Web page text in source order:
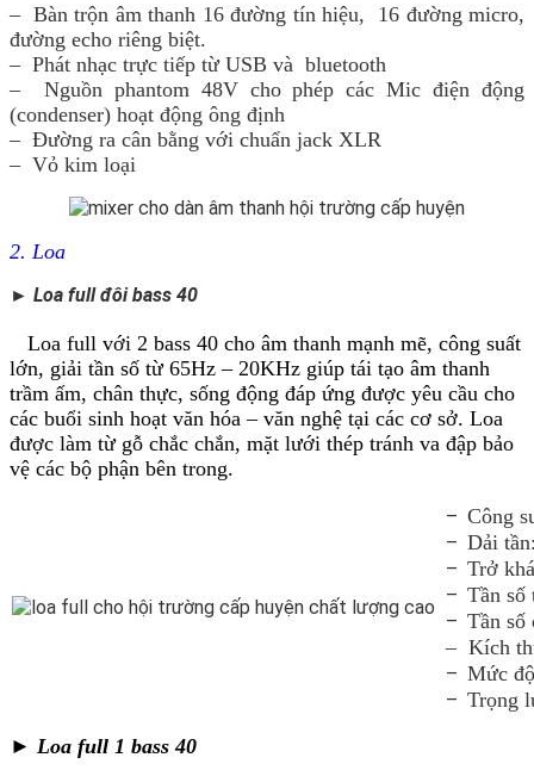
– Bàn trộn âm thanh 16 đường tín hiệu, 16 đường micro,
đường echo riêng biệt.
– Phát nhạc trực tiếp từ USB và bluetooth
– Nguồn phantom 48V cho phép các Mic điện động
(condenser) hoạt động ông định
– Đường ra cân bằng với chuẩn jack XLR
– Vỏ kim loại
2. Loa
► Loa full đôi bass 40
Loa full với 2 bass 40 cho âm thanh mạnh mẽ, công suất
lớn, giải tần số từ 65Hz – 20KHz giúp tái tạo âm thanh
trầm ấm, chân thực, sống động đáp ứng được yêu cầu cho
các buổi sinh hoạt văn hóa – văn nghệ tại các cơ sở. Loa
được làm từ gỗ chắc chắn, mặt lưới thép tránh va đập bảo
vệ các bộ phận bên trong.
– Công
– Dải
– Trở
– Tần số
– Tần số
– Kích
– Mức
– Trọng
► Loa full 1 bass 40